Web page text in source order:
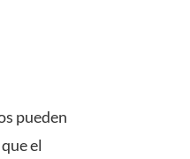
pueden
el